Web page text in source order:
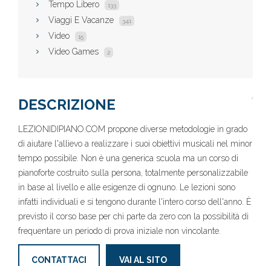
Tempo Libero 133
Viaggi E Vacanze 341
Video 15
Video Games 2
DESCRIZIONE
LEZIONIDIPIANO.COM propone diverse metodologie in grado
di aiutare l'allievo a realizzare i suoi obiettivi musicali nel minor
tempo possibile. Non è una generica scuola ma un corso di
pianoforte costruito sulla persona, totalmente personalizzabile
in base al livello e alle esigenze di ognuno. Le lezioni sono
infatti individuali e si tengono durante l'intero corso dell'anno. È
previsto il corso base per chi parte da zero con la possibilità di
frequentare un periodo di prova iniziale non vincolante.
CONTATTACI VAI AL SITO